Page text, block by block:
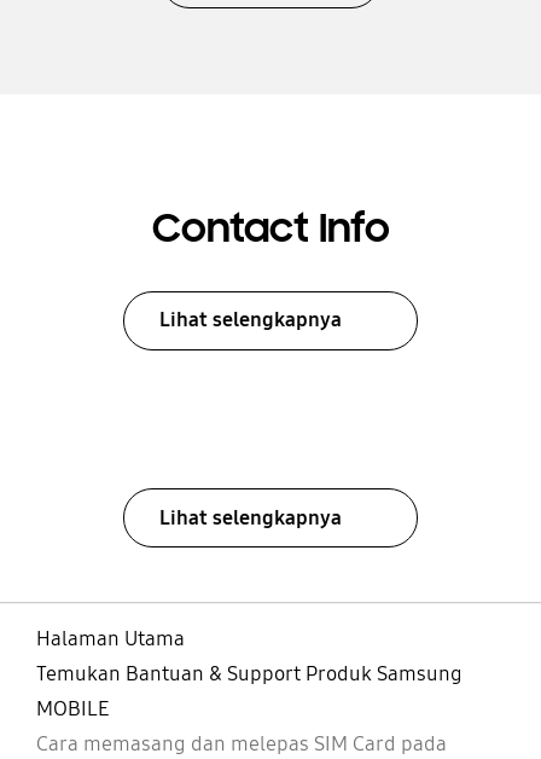
Contact Info
Lihat selengkapnya
Lihat selengkapnya
Halaman Utama
Temukan Bantuan & Support Produk Samsung
MOBILE
Cara memasang dan melepas SIM Card pada